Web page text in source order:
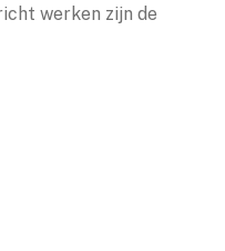
werken zijn de